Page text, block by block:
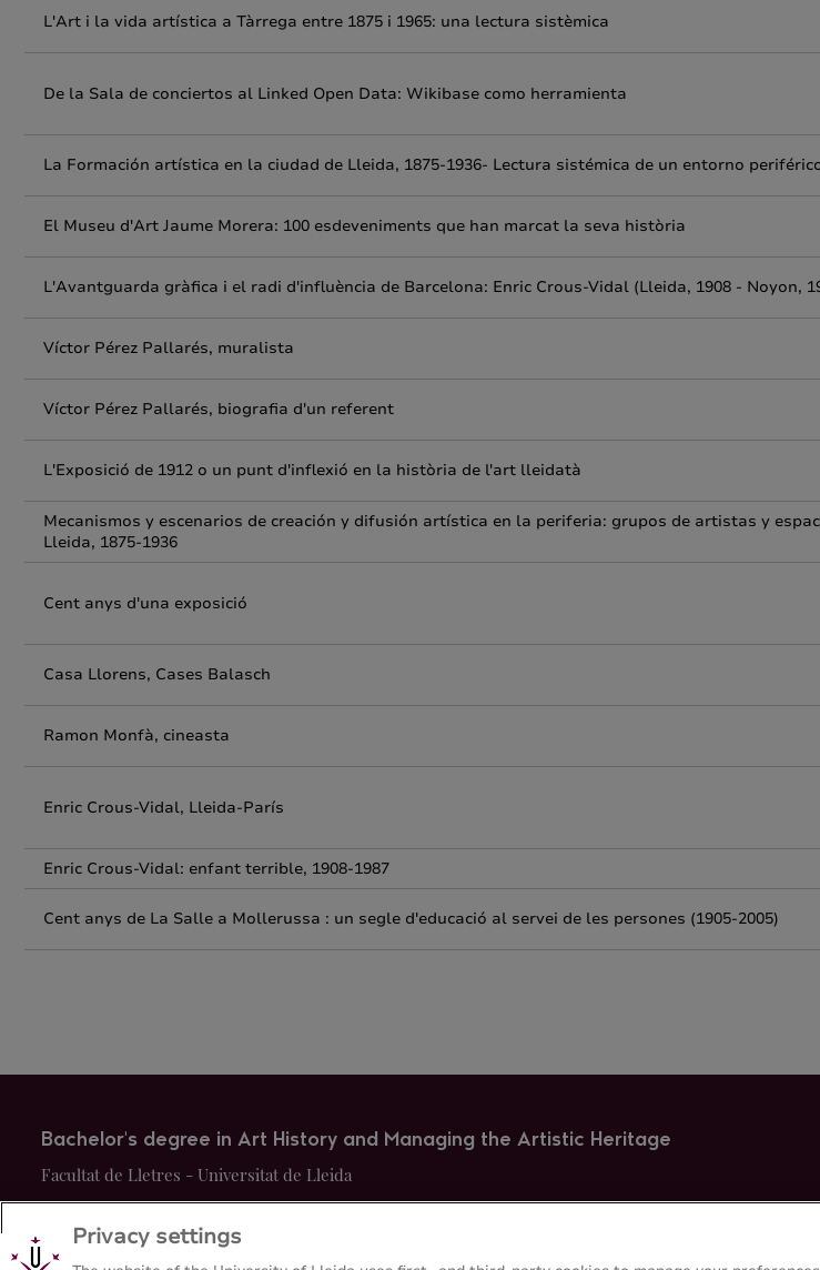
L'Art i la vida artística a Tàrrega entre 1875 i 1965: una lectura sistèmica
De la Sala de conciertos al Linked Open Data: Wikibase como herramienta
La Formación artística en la ciudad de Lleida, 1875-1936- Lectura sistémica de un entorno
El Museu d'Art Jaume Morera: 100 esdeveniments que han marcat la seva història
L'Avantguarda gràfica i el radi d'influència de Barcelona: Enric Crous-Vidal (Lleida, 1908 - Noyon,
Víctor Pérez Pallarés, muralista
Víctor Pérez Pallarés, biografia d'un referent
L'Exposició de 1912 o un punt d'inflexió en la història de l'art lleidatà
Mecanismos y escenarios de creación y difusión artística en la periferia: grupos de artistas y
Lleida, 1875-1936
Cent anys d'una exposició
Casa Llorens, Cases Balasch
Ramon Monfà, cineasta
Enric Crous-Vidal, Lleida-París
Enric Crous-Vidal: enfant terrible, 1908-1987
Cent anys de La Salle a Mollerussa : un segle d'educació al servei de les persones (1905-2005)
Bachelor's degree in Art History and Managing the Artistic Heritage
Facultat de Lletres - Universitat de Lleida
Sitemap Contact
Privacy settings